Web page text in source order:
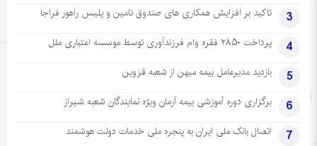
3 تاکید بر افزایش همکاری های صندوق تامین و پلیس راهور فراجا
4 پرداخت ۲۸۵۰ فقره وام فرزندآوری توسط موسسه اعتباری ملل
5 بازدید مدیرعامل بیمه میهن از شعبه قزوین
6 برگزاری دوره آموزشی بیمه آرمان ویژه نمایندگان شعبه شیراز
7 اتصال بانک ملی ایران به پنجره ملی خدمات دولت هوشمند